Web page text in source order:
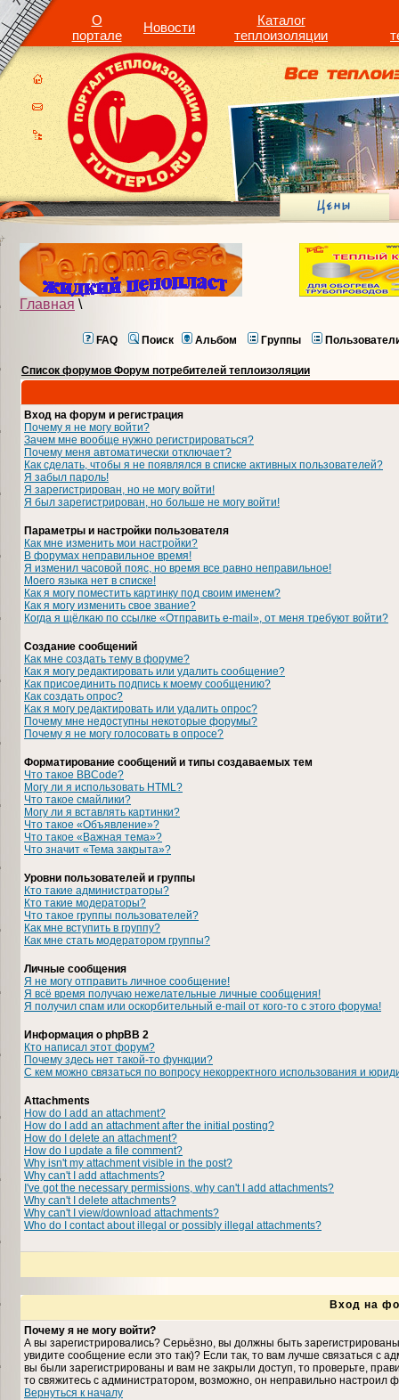
О
портале
Новости
Каталог
теплоизоляции
Главная \
FAQ Поиск Альбом Группы
Список форумов Форум потребителей теплоизоляции
Вход на форум и регистрация
Почему я не могу войти?
Зачем мне вообще нужно регистрироваться?
Почему меня автоматически отключает?
Как сделать, чтобы я не появлялся в списке активных пользователей?
Я забыл пароль!
Я зарегистрирован, но не могу войти!
Я был зарегистрирован, но больше не могу войти!
Параметры и настройки пользователя
Как мне изменить мои настройки?
В форумах неправильное время!
Я изменил часовой пояс, но время все равно неправильное!
Моего языка нет в списке!
Как я могу поместить картинку под своим именем?
Как я могу изменить свое звание?
Когда я щёлкаю по ссылке «Отправить e-mail», от меня требуют войти?
Создание сообщений
Как мне создать тему в форуме?
Как я могу редактировать или удалить сообщение?
Как присоединить подпись к моему сообщению?
Как создать опрос?
Как я могу редактировать или удалить опрос?
Почему мне недоступны некоторые форумы?
Почему я не могу голосовать в опросе?
Форматирование сообщений и типы создаваемых тем
Что такое BBCode?
Могу ли я использовать HTML?
Что такое смайлики?
Могу ли я вставлять картинки?
Что такое «Объявление»?
Что такое «Важная тема»?
Что значит «Тема закрыта»?
Уровни пользователей и группы
Кто такие администраторы?
Кто такие модераторы?
Что такое группы пользователей?
Как мне вступить в группу?
Как мне стать модератором группы?
Личные сообщения
Я не могу отправить личное сообщение!
Я всё время получаю нежелательные личные сообщения!
Я получил спам или оскорбительный e-mail от кого-то с этого форума!
Информация о phpBB 2
Кто написал этот форум?
Почему здесь нет такой-то функции?
С кем можно связаться по вопросу некорректного использования и
Attachments
How do I add an attachment?
How do I add an attachment after the initial posting?
How do I delete an attachment?
How do I update a file comment?
Why isn't my attachment visible in the post?
Why can't I add attachments?
I've got the necessary permissions, why can't I add attachments?
Why can't I delete attachments?
Why can't I view/download attachments?
Who do I contact about illegal or possibly illegal attachments?
Вход на
Почему я не могу войти?
А вы зарегистрировались? Серьёзно, вы должны быть
увидите сообщение если это так)? Если так, то вам лучше связаться с
вы были зарегистрированы и вам не закрыли доступ, то проверьте,
то свяжитесь с администратором, возможно, он неправильно настроил
Вернуться к началу